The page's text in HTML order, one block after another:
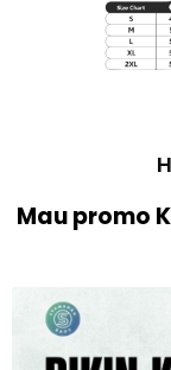
Mau promo